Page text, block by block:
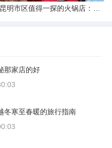
那家店的好
冬寒至春暖的旅行指南